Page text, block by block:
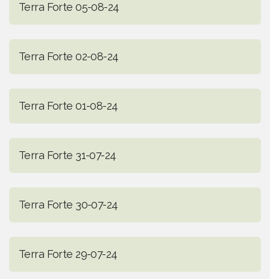
Terra Forte 05-08-24
Terra Forte 02-08-24
Terra Forte 01-08-24
Terra Forte 31-07-24
Terra Forte 30-07-24
Terra Forte 29-07-24